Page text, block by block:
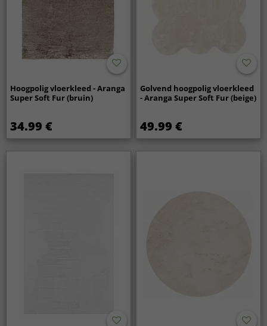
Hoogpolig vloerkleed - Aranga
Super Soft Fur (bruin)
34.99 €
Golvend hoogpolig vloerkleed
- Aranga Super Soft Fur (beige)
49.99 €